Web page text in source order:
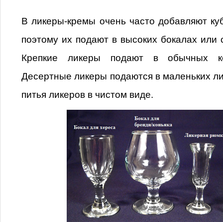
В ликеры-кремы очень часто добавляют
поэтому их подают в высоких бокалах или
Крепкие ликеры подают в обычных
Десертные ликеры подаются в маленьких
питья ликеров в чистом виде.